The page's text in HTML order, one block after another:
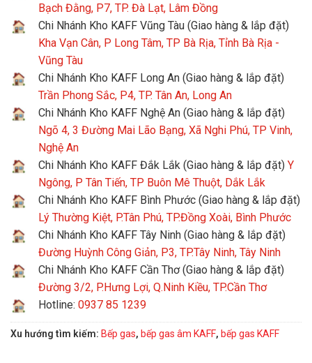
Bạch Đằng, P7, TP. Đà Lạt, Lâm Đồng
Chi Nhánh Kho KAFF Vũng Tàu (Giao hàng & lắp đặt)
Kha Vạn Cân, P Long Tâm, TP Bà Rịa, Tỉnh Bà Rịa -
Vũng Tàu
Chi Nhánh Kho KAFF Long An (Giao hàng & lắp đặt)
Trần Phong Sắc, P4, TP. Tân An, Long An
Chi Nhánh Kho KAFF Nghệ An (Giao hàng & lắp đặt)
Ngõ 4, 3 Đường Mai Lão Bạng, Xã Nghi Phú, TP Vinh,
Nghệ An
Chi Nhánh Kho KAFF Đắk Lắk (Giao hàng & lắp đặt) Y
Ngông, P Tân Tiến, TP Buôn Mê Thuột, Dắk Lắk
Chi Nhánh Kho KAFF Bình Phước (Giao hàng & lắp đặt)
Lý Thường Kiệt, P.Tân Phú, TP.Đồng Xoài, Bình Phước
Chi Nhánh Kho KAFF Tây Ninh (Giao hàng & lắp đặt)
Đường Huỳnh Công Giản, P3, TP.Tây Ninh, Tây Ninh
Chi Nhánh Kho KAFF Cần Thơ (Giao hàng & lắp đặt)
Đường 3/2, P.Hưng Lợi, Q.Ninh Kiều, TP.Cần Thơ
Hotline: 0937 85 1239
Xu hướng tìm kiếm: Bếp gas, bếp gas âm KAFF, bếp gas KAFF